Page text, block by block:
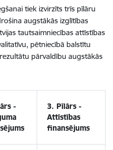
tiek izvirzīts trīs pīlāru
augstākās izglītības
tautsaimniecības attīstības
pētniecībā balstītu
pārvaldību augstākās
-
3. Pīlārs -
Attīstības
finansējums